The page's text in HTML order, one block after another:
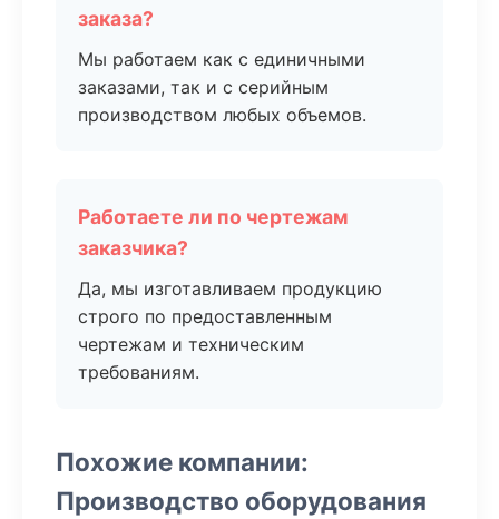
заказа?
Мы работаем как с единичными
заказами, так и с серийным
производством любых объемов.
Работаете ли по чертежам
заказчика?
Да, мы изготавливаем продукцию
строго по предоставленным
чертежам и техническим
требованиям.
Похожие компании:
Производство оборудования